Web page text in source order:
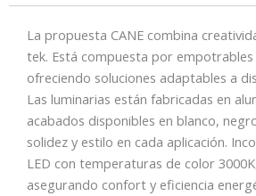
La propuesta CANE combina
tek. Está compuesta por
ofreciendo soluciones adaptables a
Las luminarias están fabricadas en
acabados disponibles en blanco,
solidez y estilo en cada aplicación.
LED con temperaturas de color
asegurando confort y eficiencia